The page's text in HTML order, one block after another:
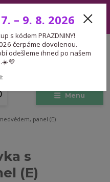
přijaté v tomto období
návratu.☀️💜
Menu
CZK
panel (E)
s
(E)
– 9. 8. 2026
s kódem PRAZDNINY!
čerpáme dovolenou.
odešleme ihned po našem